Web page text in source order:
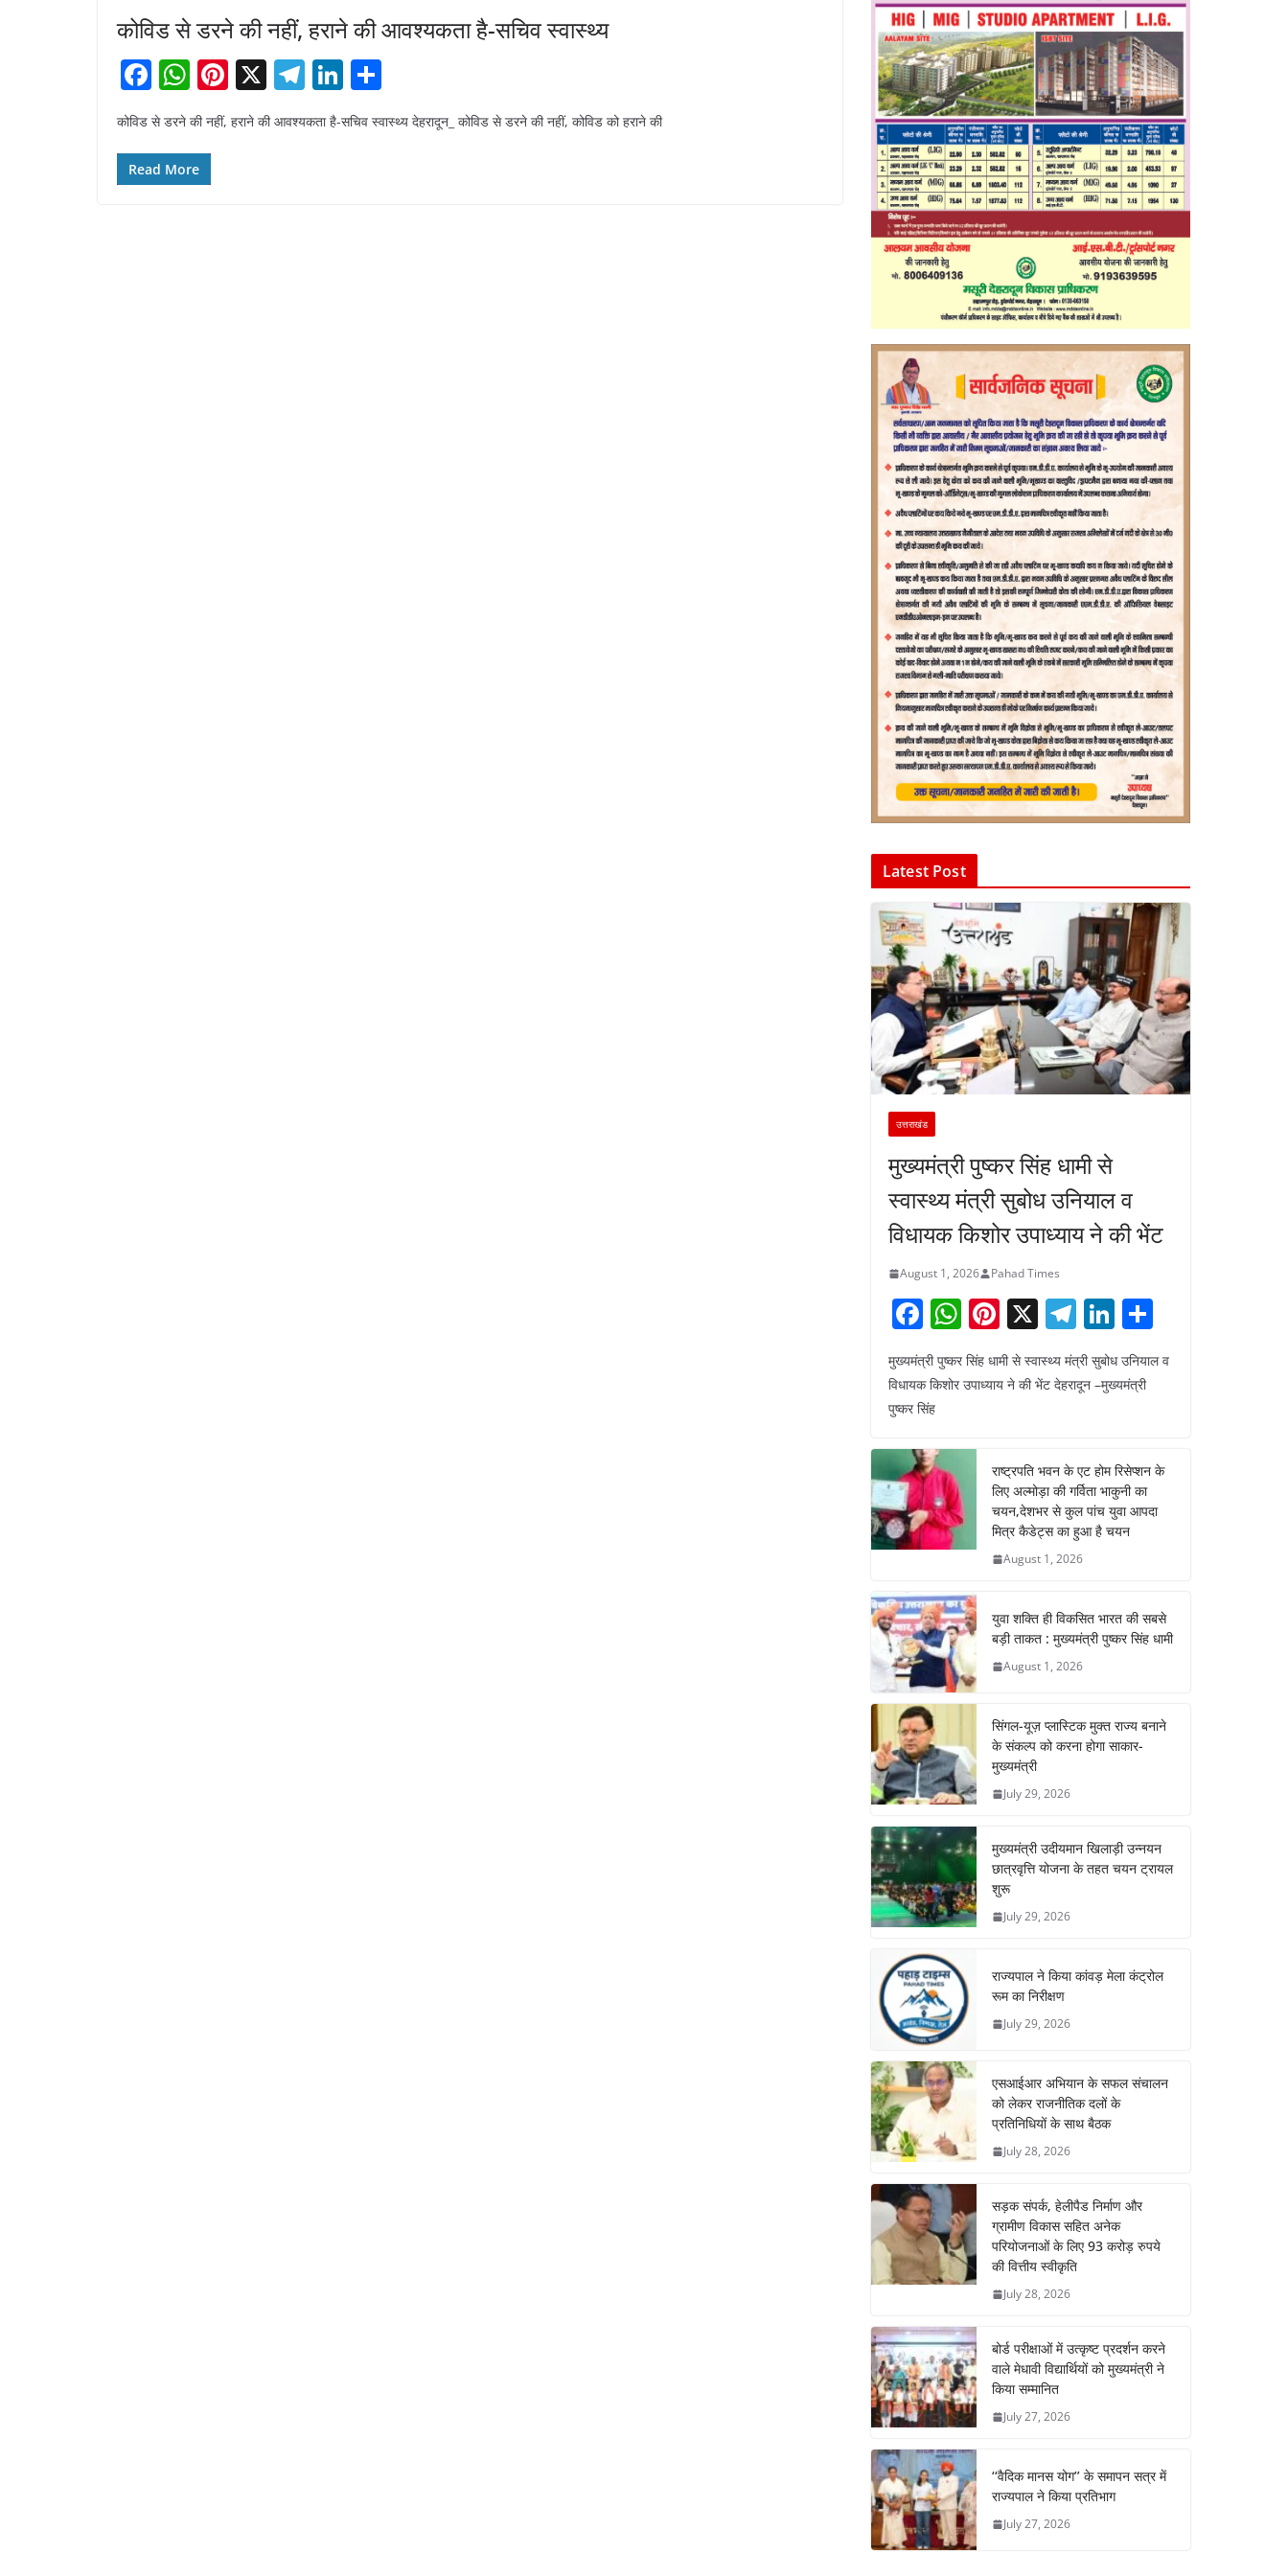
कोविड से डरने की नहीं, हराने की आवश्यकता है-सचिव स्वास्थ्य
F
a
c
e
b
W
h
at
s
A
Pi
nt
er
X T
e
Li
n
k ar
कोविड से डरने की नहीं, हराने की आवश्यकता है-सचिव स्वास्थ्य देहरादून_ कोविड से डरने की नहीं, कोविड को हराने की
Read More
Latest Post
उत्तराखंड
मुख्यमंत्री पुष्कर सिंह धामी से
स्वास्थ्य मंत्री सुबोध उनियाल व
विधायक किशोर उपाध्याय ने की भेंट
August 1, 2026 Pahad Times
F
a
c
e
o
o
k
W
h
at
p
Pi
nt
er
X T
el
e
gr
m
Li
n
k
n
ar
मुख्यमंत्री पुष्कर सिंह धामी से स्वास्थ्य मंत्री सुबोध उनियाल व
विधायक किशोर उपाध्याय ने की भेंट देहरादून –मुख्यमंत्री
पुष्कर सिंह
राष्ट्रपति भवन के एट होम रिसेप्शन के
लिए अल्मोड़ा की गर्विता भाकुनी का
चयन,देशभर से कुल पांच युवा आपदा
मित्र कैडेट्स का हुआ है चयन
August 1, 2026
युवा शक्ति ही विकसित भारत की सबसे
बड़ी ताकत : मुख्यमंत्री पुष्कर सिंह धामी
August 1, 2026
सिंगल-यूज़ प्लास्टिक मुक्त राज्य बनाने
के संकल्प को करना होगा साकार-
मुख्यमंत्री
July 29, 2026
मुख्यमंत्री उदीयमान खिलाड़ी उन्नयन
छात्रवृत्ति योजना के तहत चयन ट्रायल
शुरू
July 29, 2026
राज्यपाल ने किया कांवड़ मेला कंट्रोल
रूम का निरीक्षण
July 29, 2026
एसआईआर अभियान के सफल संचालन
को लेकर राजनीतिक दलों के
प्रतिनिधियों के साथ बैठक
July 28, 2026
सड़क संपर्क, हेलीपैड निर्माण और
ग्रामीण विकास सहित अनेक
परियोजनाओं के लिए 93 करोड़ रुपये
की वित्तीय स्वीकृति
July 28, 2026
बोर्ड परीक्षाओं में उत्कृष्ट प्रदर्शन करने
वाले मेधावी विद्यार्थियों को मुख्यमंत्री ने
किया सम्मानित
July 27, 2026
‘‘वैदिक मानस योग’’ के समापन सत्र में
राज्यपाल ने किया प्रतिभाग
July 27, 2026